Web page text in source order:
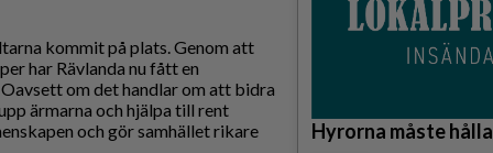
kommit på plats. Genom att
har Rävlanda nu fått en
om det handlar om att bidra
ärmarna och hjälpa till rent
och gör samhället rikare
Hyrorna måste